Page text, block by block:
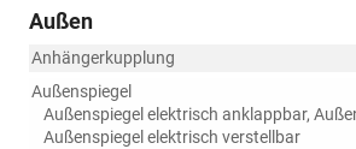
Außen
Anhängerkupplung
Außenspiegel
Außenspiegel elektrisch anklappbar,
Außenspiegel elektrisch verstellbar